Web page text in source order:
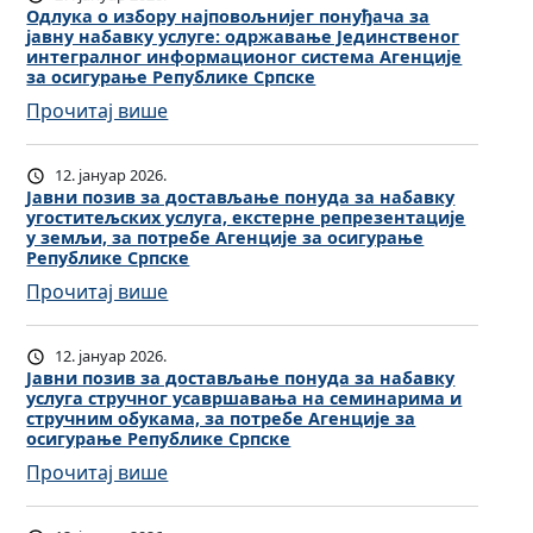
п
к
а
ј
н
е
н
б
к
е
у
с
л
п
о
в
о
љ
и
ј
е
г
н
у
ђ
ч
б
о
р
н
п
о
в
о
љ
и
ј
е
г
л
у
к
о
з
у
л
т
а
и
м
а
п
о
Одлука о избору најповољнијег понуђача за
јавну набавку услуге: одржавање Јединственог
интегралног информационог система Агенције
за осигурање Републике Српске
Прочитај више:
О
л
у
к
о
б
о
р
у
н
12. јануар 2026.
Јавни позив за достављање понуда за набавку
угоститељских услуга, екстерне репрезентације
у земљи, за потребе Агенције за осигурање
Републике Српске
Прочитај више:
Ј
в
н
и
о
12. јануар 2026.
Јавни позив за достављање понуда за набавку
услуга стручног усавршавања на семинарима и
стручним обукама, за потребе Агенције за
осигурање Републике Српске
Прочитај више:
Ј